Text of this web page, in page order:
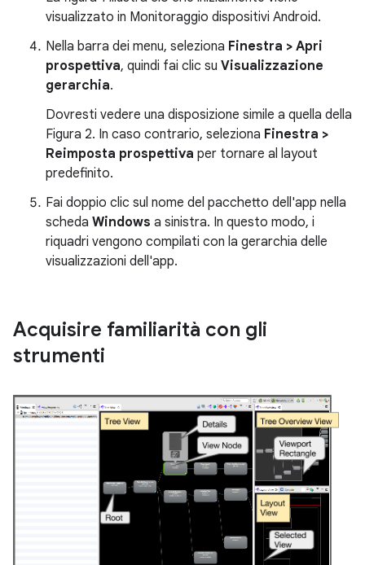
visualizzato in Monitoraggio dispositivi Android.
Nella barra dei menu, seleziona Finestra > Apri
prospettiva, quindi fai clic su Visualizzazione
gerarchia.
Dovresti vedere una disposizione simile a quella della
Figura 2. In caso contrario, seleziona Finestra >
Reimposta prospettiva per tornare al layout
predefinito.
Fai doppio clic sul nome del pacchetto dell'app nella
scheda Windows a sinistra. In questo modo, i
riquadri vengono compilati con la gerarchia delle
visualizzazioni dell'app.
Acquisire familiarità con gli
strumenti